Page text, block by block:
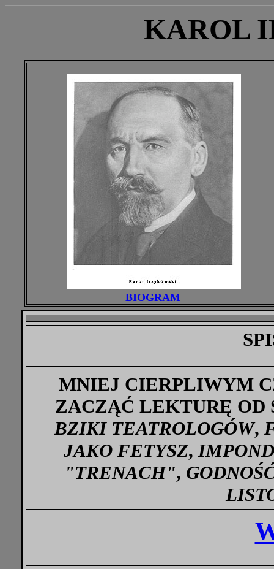
KAROL
BIOGRAM
MNIEJ CIERPLIWYM
ZACZĄĆ LEKTURĘ OD
BZIKI TEATROLOGÓW,
JAKO FETYSZ,
"TRENACH",